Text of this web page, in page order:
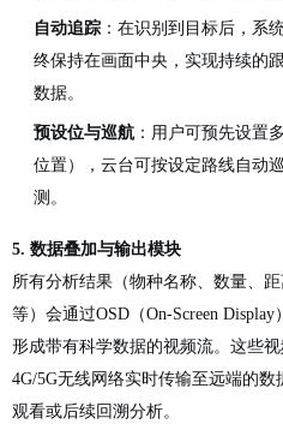
自动追踪 ：在识别到目标后，系
终保持在画面中央，实现持续的
数据。
预设位与巡航 ：用户可预先设置
位置），云台可按设定路线自动
测。
5. 数据叠加与输出模块
所有分析结果（物种名称、数量、
等）会通过OSD（On-Screen
形成带有科学数据的视频流。这些
4G/5G无线网络实时传输至远端的
观看或后续回溯分析。